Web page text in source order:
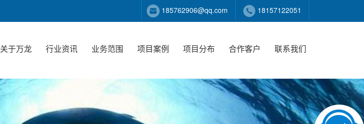
185762906@qq.com 18157122051
关于万龙 行业资讯 业务范围 项目案例 项目分布 合作客户 联系我们